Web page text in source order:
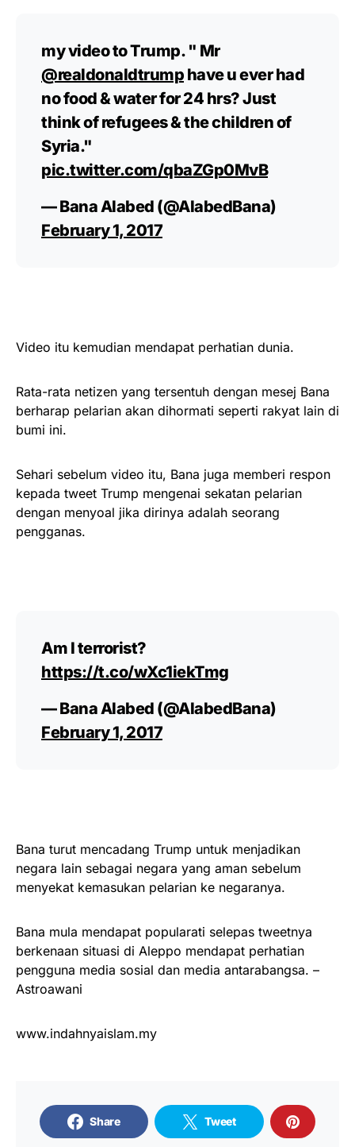
my video to Trump. " Mr
@realdonaldtrump have u ever had
no food & water for 24 hrs? Just
think of refugees & the children of
Syria."
pic.twitter.com/qbaZGp0MvB
— Bana Alabed (@AlabedBana)
February 1, 2017
Video itu kemudian mendapat perhatian dunia.
Rata-rata netizen yang tersentuh dengan mesej Bana
berharap pelarian akan dihormati seperti rakyat lain di
bumi ini.
Sehari sebelum video itu, Bana juga memberi respon
kepada tweet Trump mengenai sekatan pelarian
dengan menyoal jika dirinya adalah seorang
pengganas.
Am I terrorist?
https://t.co/wXc1iekTmg
— Bana Alabed (@AlabedBana)
February 1, 2017
Bana turut mencadang Trump untuk menjadikan
negara lain sebagai negara yang aman sebelum
menyekat kemasukan pelarian ke negaranya.
Bana mula mendapat popularati selepas tweetnya
berkenaan situasi di Aleppo mendapat perhatian
pengguna media sosial dan media antarabangsa. –
Astroawani
www.indahnyaislam.my
Share Tweet